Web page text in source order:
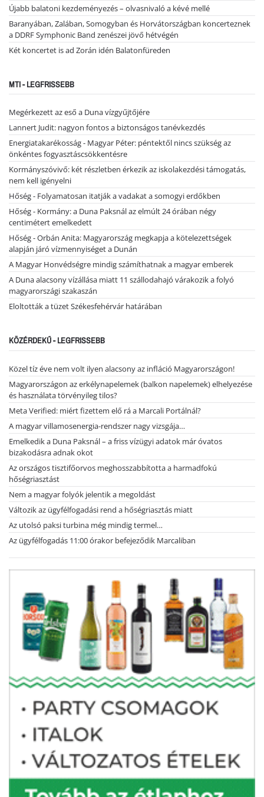
Újabb balatoni kezdeményezés – olvasnivaló a kévé mellé
Baranyában, Zalában, Somogyban és Horvátországban koncerteznek
a DDRF Symphonic Band zenészei jövő hétvégén
Két koncertet is ad Zorán idén Balatonfüreden
MTI - LEGFRISSEBB
Megérkezett az eső a Duna vízgyűjtőjére
Lannert Judit: nagyon fontos a biztonságos tanévkezdés
Energiatakarékosság - Magyar Péter: péntektől nincs szükség az
önkéntes fogyasztáscsökkentésre
Kormányszóvivő: két részletben érkezik az iskolakezdési támogatás,
nem kell igényelni
Hőség - Folyamatosan itatják a vadakat a somogyi erdőkben
Hőség - Kormány: a Duna Paksnál az elmúlt 24 órában négy
centimétert emelkedett
Hőség - Orbán Anita: Magyarország megkapja a kötelezettségek
alapján járó vízmennyiséget a Dunán
A Magyar Honvédségre mindig számíthatnak a magyar emberek
A Duna alacsony vízállása miatt 11 szállodahajó várakozik a folyó
magyarországi szakaszán
Eloltották a tüzet Székesfehérvár határában
KÖZÉRDEKŰ - LEGFRISSEBB
Közel tíz éve nem volt ilyen alacsony az infláció Magyarországon!
Magyarországon az erkélynapelemek (balkon napelemek) elhelyezése
és használata törvényileg tilos?
Meta Verified: miért fizettem elő rá a Marcali Portálnál?
A magyar villamosenergia-rendszer nagy vizsgája…
Emelkedik a Duna Paksnál – a friss vízügyi adatok már óvatos
bizakodásra adnak okot
Az országos tisztifőorvos meghosszabbította a harmadfokú
hőségriasztást
Nem a magyar folyók jelentik a megoldást
Változik az ügyfélfogadási rend a hőségriasztás miatt
Az utolsó paksi turbina még mindig termel…
Az ügyfélfogadás 11:00 órakor befejeződik Marcaliban